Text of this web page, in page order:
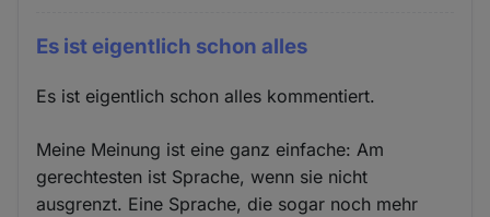
Es ist eigentlich schon alles
Es ist eigentlich schon alles kommentiert.
Meine Meinung ist eine ganz einfache: Am
gerechtesten ist Sprache, wenn sie nicht
ausgrenzt. Eine Sprache, die sogar noch mehr